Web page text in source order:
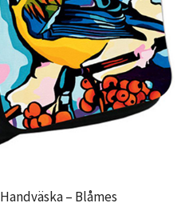
Handväska – Blåmes